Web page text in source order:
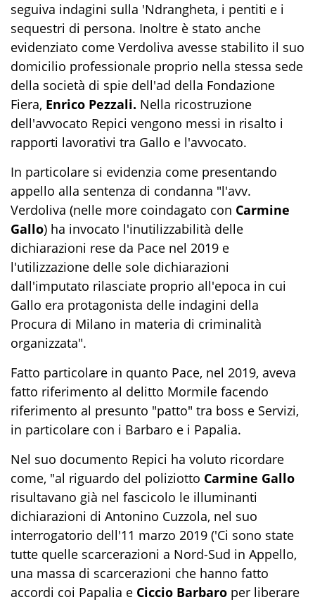
seguiva indagini sulla 'Ndrangheta, i pentiti e i
sequestri di persona. Inoltre è stato anche
evidenziato come Verdoliva avesse stabilito il suo
domicilio professionale proprio nella stessa sede
della società di spie dell'ad della Fondazione
Fiera, Enrico Pezzali. Nella ricostruzione
dell'avvocato Repici vengono messi in risalto i
rapporti lavorativi tra Gallo e l'avvocato.
In particolare si evidenzia come presentando
appello alla sentenza di condanna "l'avv.
Verdoliva (nelle more coindagato con Carmine
Gallo) ha invocato l'inutilizzabilità delle
dichiarazioni rese da Pace nel 2019 e
l'utilizzazione delle sole dichiarazioni
dall'imputato rilasciate proprio all'epoca in cui
Gallo era protagonista delle indagini della
Procura di Milano in materia di criminalità
organizzata".
Fatto particolare in quanto Pace, nel 2019, aveva
fatto riferimento al delitto Mormile facendo
riferimento al presunto "patto" tra boss e Servizi,
in particolare con i Barbaro e i Papalia.
Nel suo documento Repici ha voluto ricordare
come, "al riguardo del poliziotto Carmine Gallo
risultavano già nel fascicolo le illuminanti
dichiarazioni di Antonino Cuzzola, nel suo
interrogatorio dell'11 marzo 2019 ('Ci sono state
tutte quelle scarcerazioni a Nord-Sud in Appello,
una massa di scarcerazioni che hanno fatto
accordi coi Papalia e Ciccio Barbaro per liberare